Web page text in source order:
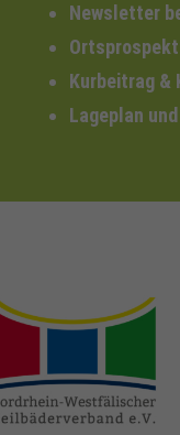
Newsletter
Kurbeitrag &
Lageplan
heilbaeder.de